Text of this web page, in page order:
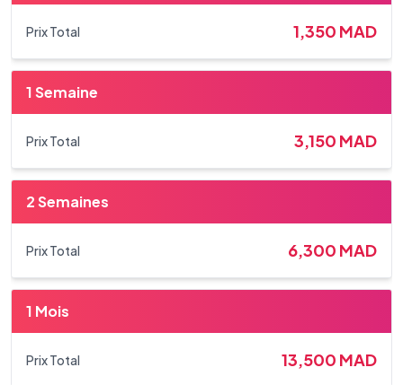
Prix Total 1,350 MAD
1 Semaine
Prix Total 3,150 MAD
2 Semaines
Prix Total 6,300 MAD
1 Mois
Prix Total 13,500 MAD